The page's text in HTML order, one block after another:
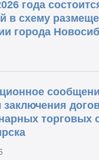
года
в схему
города
заключения
торговых